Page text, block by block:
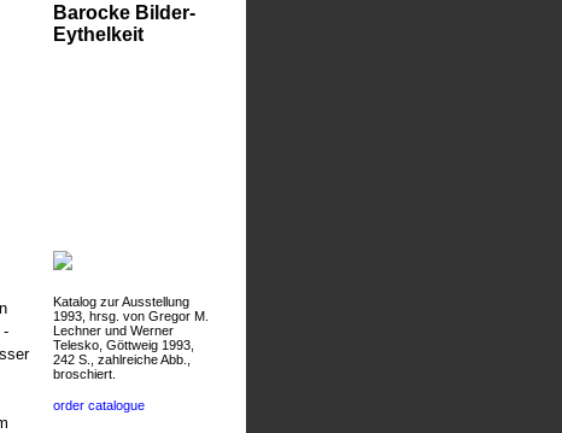
Barocke Bilder-
Eythelkeit
-
Katalog zur Ausstellung
1993, hrsg. von Gregor M.
Lechner und Werner
Telesko, Göttweig 1993,
242 S., zahlreiche Abb.,
broschiert.
order catalogue